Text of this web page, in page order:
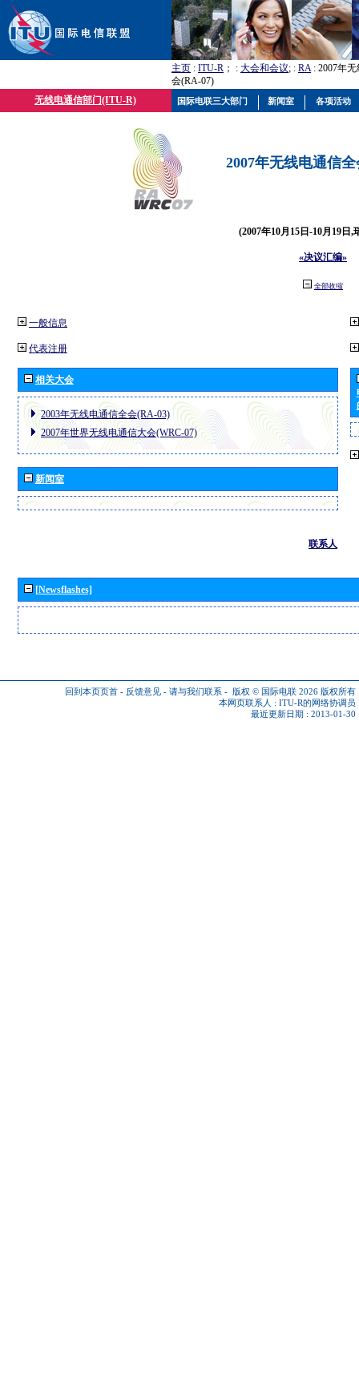
主页 : ITU-R ； : 大会和会议; : RA: 2007年
会(RA-07)
无线电通信部门(ITU-R)
2007年无线电通信
(2007年10月15日-10月19日,
«决议汇编»
全部收缩
一般信息
代表注册
相关大会
2003年无线电通信全会(RA-03)
2007年世界无线电通信大会(WRC-07)
新闻室
联系人
[Newsflashes]
回到本页页首 - 反馈意见 - 请与我们联系 - 版权 © 国际电联 2026 版权所有
本网页联系人 : ITU-R的网络协调员
最近更新日期 : 2013-01-30
国际电联三大部门 新闻室 各项活动